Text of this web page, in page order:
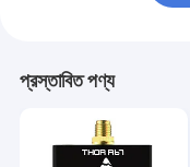
প্রস্তাবিত পণ্য